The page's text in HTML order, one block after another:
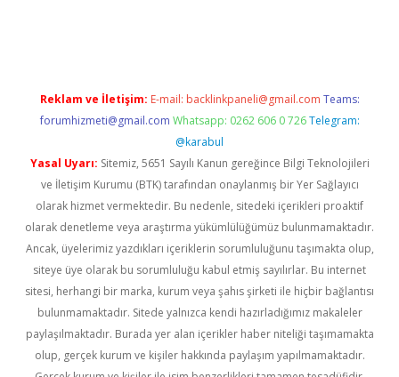
Reklam ve İletişim: E-mail: backlinkpaneli@gmail.com Teams:
forumhizmeti@gmail.com Whatsapp: 0262 606 0 726 Telegram:
@karabul
Yasal Uyarı: Sitemiz, 5651 Sayılı Kanun gereğince Bilgi Teknolojileri
ve İletişim Kurumu (BTK) tarafından onaylanmış bir Yer Sağlayıcı
olarak hizmet vermektedir. Bu nedenle, sitedeki içerikleri proaktif
olarak denetleme veya araştırma yükümlülüğümüz bulunmamaktadır.
Ancak, üyelerimiz yazdıkları içeriklerin sorumluluğunu taşımakta olup,
siteye üye olarak bu sorumluluğu kabul etmiş sayılırlar. Bu internet
sitesi, herhangi bir marka, kurum veya şahıs şirketi ile hiçbir bağlantısı
bulunmamaktadır. Sitede yalnızca kendi hazırladığımız makaleler
paylaşılmaktadır. Burada yer alan içerikler haber niteliği taşımamakta
olup, gerçek kurum ve kişiler hakkında paylaşım yapılmamaktadır.